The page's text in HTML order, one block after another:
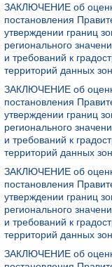
ЗАКЛЮЧЕНИЕ об
постановления
утверждении границ
регионального
и требований к
территорий данных
ЗАКЛЮЧЕНИЕ об
постановления
утверждении границ
регионального
и требований к
территорий данных
ЗАКЛЮЧЕНИЕ об
постановления
утверждении границ
регионального
и требований к
территорий данных
ЗАКЛЮЧЕНИЕ об